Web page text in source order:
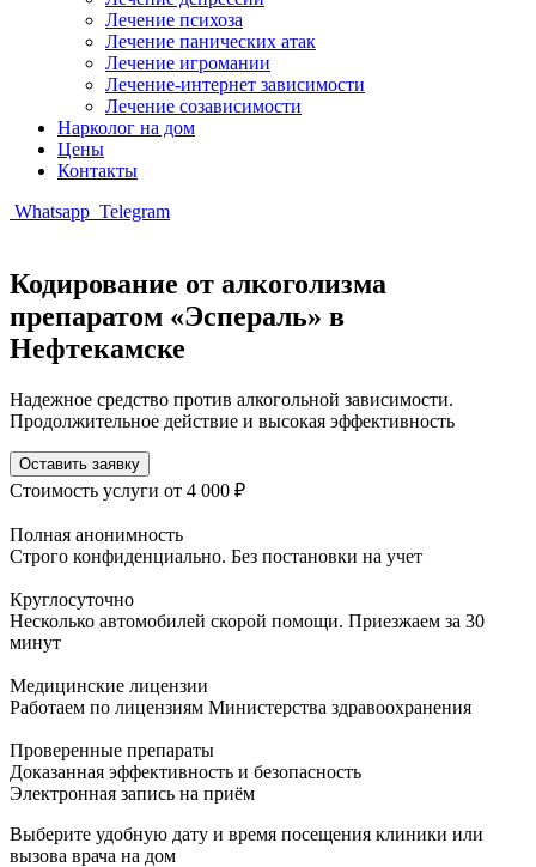
Лечение психоза
Лечение панических атак
Лечение игромании
Лечение-интернет зависимости
Лечение созависимости
Нарколог на дом
Цены
Контакты
Whatsapp Telegram
Кодирование от алкоголизма
препаратом «Эспераль» в
Нефтекамске
Надежное средство против алкогольной зависимости.
Продолжительное действие и высокая эффективность
Оставить заявку
Стоимость услуги от 4 000 ₽
Полная анонимность
Строго конфиденциально. Без постановки на учет
Круглосуточно
Несколько автомобилей скорой помощи. Приезжаем за 30
минут
Медицинские лицензии
Работаем по лицензиям Министерства здравоохранения
Проверенные препараты
Доказанная эффективность и безопасность
Электронная запись на приём
Выберите удобную дату и время посещения клиники или
вызова врача на дом